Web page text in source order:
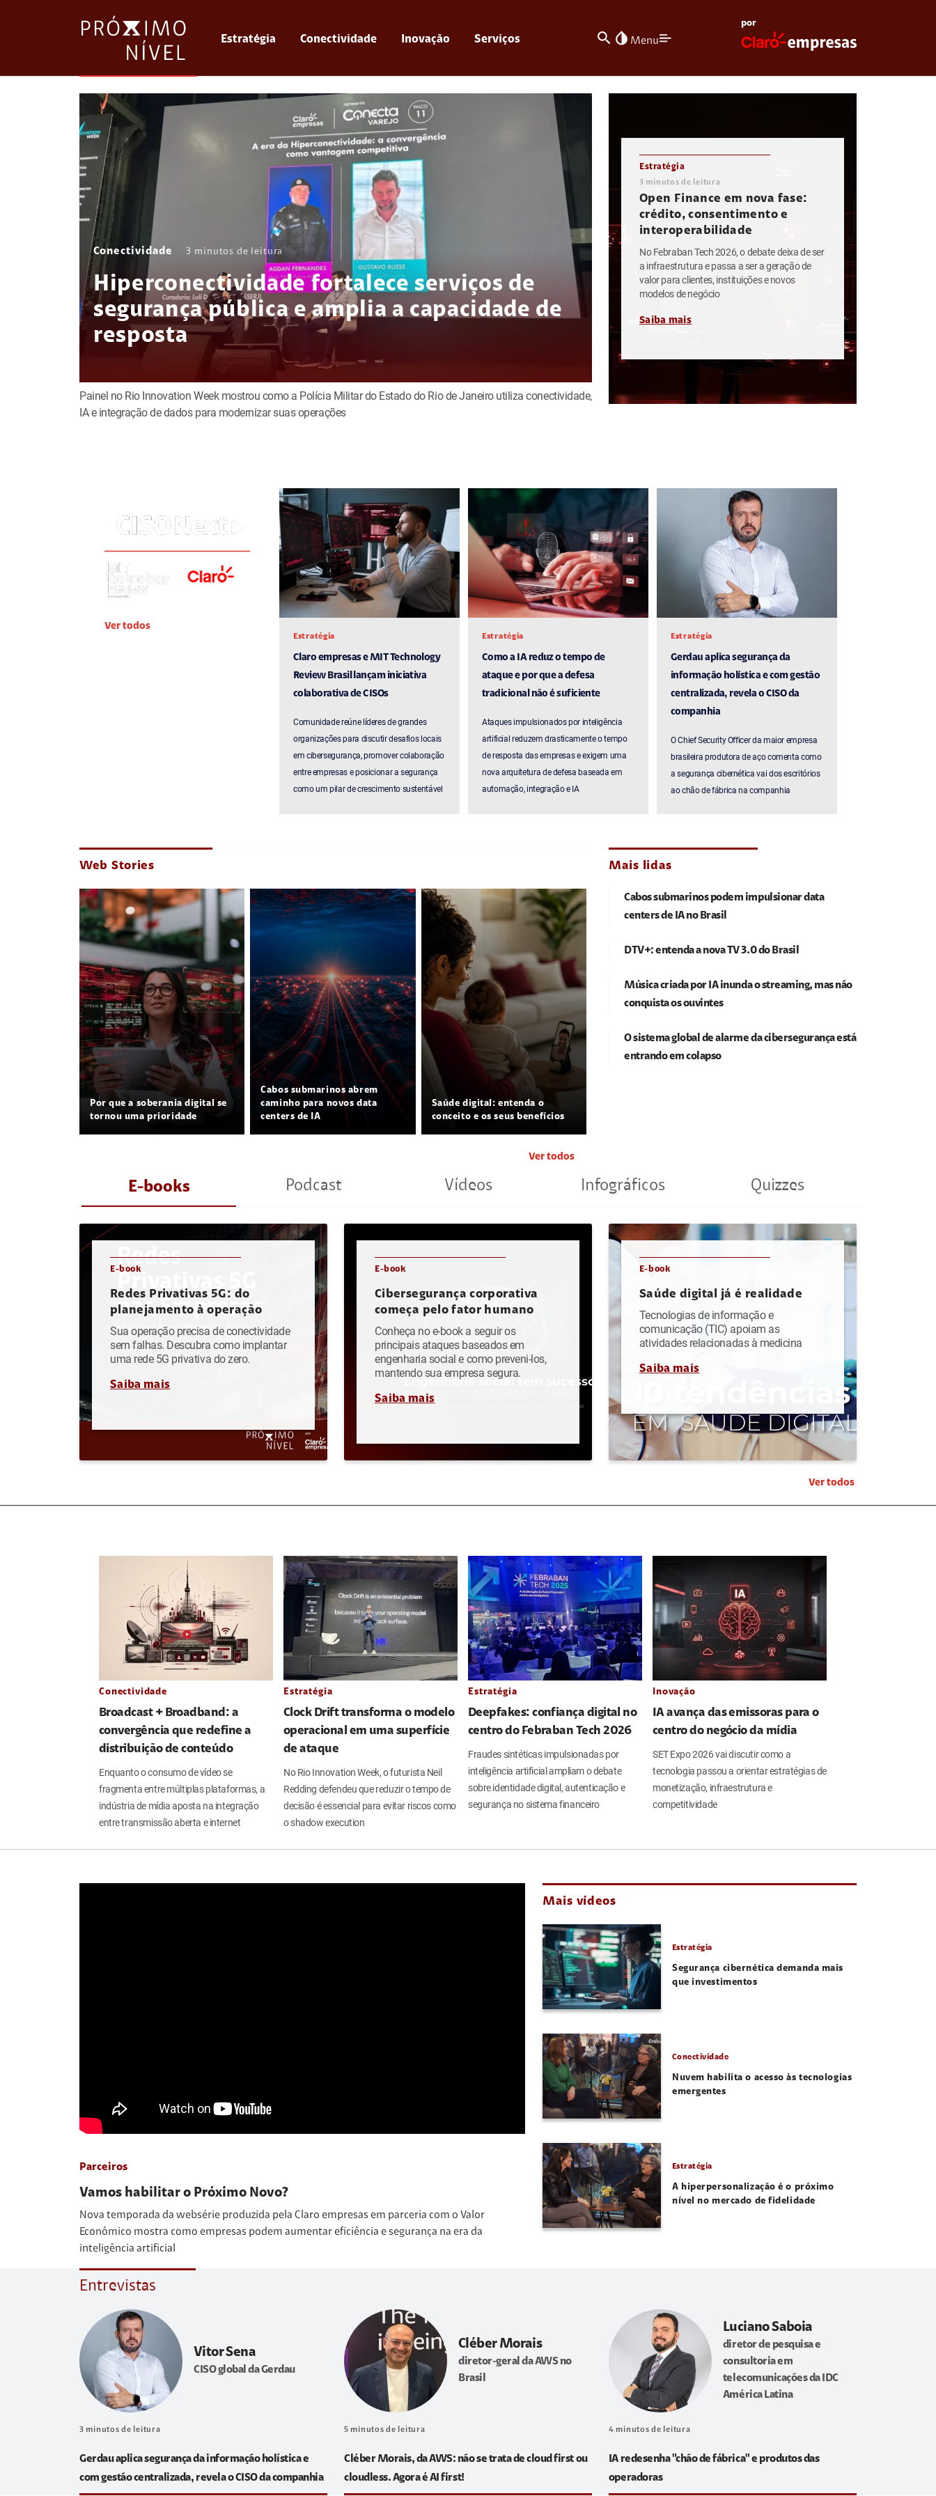
Estratégia Conectividade Inovação Serviços search invert_colors Menu
por
Conectividade 3 minutos de leitura
Hiperconectividade fortalece serviços de
segurança pública e amplia a capacidade de
resposta
Painel no Rio Innovation Week mostrou como a Polícia Militar do Estado do Rio de Janeiro utiliza conectividade,
IA e integração de dados para modernizar suas operações
Estratégia
3 minutos de leitura
Open Finance em nova fase:
crédito, consentimento e
interoperabilidade
No Febraban Tech 2026, o debate deixa de ser
a infraestrutura e passa a ser a geração de
valor para clientes, instituições e novos
modelos de negócio
Saiba mais
Ver todos
Estratégia
Claro empresas e MIT Technology
Review Brasil lançam iniciativa
colaborativa de CISOs
Comunidade reúne líderes de grandes
organizações para discutir desafios locais
em cibersegurança, promover colaboração
entre empresas e posicionar a segurança
como um pilar de crescimento sustentável
Estratégia
Como a IA reduz o tempo de
ataque e por que a defesa
tradicional não é suficiente
Ataques impulsionados por inteligência
artificial reduzem drasticamente o tempo
de resposta das empresas e exigem uma
nova arquitetura de defesa baseada em
automação, integração e IA
Estratégia
Gerdau aplica segurança da
informação holística e com gestão
centralizada, revela o CISO da
companhia
O Chief Security Officer da maior empresa
brasileira produtora de aço comenta como
a segurança cibernética vai dos escritórios
ao chão de fábrica na companhia
Web Stories
Por que a soberania digital se
tornou uma prioridade
Cabos submarinos abrem
caminho para novos data
centers de IA
Saúde digital: entenda o
conceito e os seus benefícios
Ver todos
Mais lidas
Cabos submarinos podem impulsionar data
centers de IA no Brasil
DTV+: entenda a nova TV 3.0 do Brasil
Música criada por IA inunda o streaming, mas não
conquista os ouvintes
O sistema global de alarme da cibersegurança está
entrando em colapso
E-books Podcast Vídeos Infográficos Quizzes
E-book
Redes Privativas 5G: do
planejamento à operação
Sua operação precisa de conectividade
sem falhas. Descubra como implantar
uma rede 5G privativa do zero.
Saiba mais
E-book
Cibersegurança corporativa
começa pelo fator humano
Conheça no e-book a seguir os
principais ataques baseados em
engenharia social e como preveni-los,
mantendo sua empresa segura.
Saiba mais
E-book
Saúde digital já é realidade
Tecnologias de informação e
comunicação (TIC) apoiam as
atividades relacionadas à medicina
Saiba mais
Ver todos
Conectividade
Broadcast + Broadband: a
convergência que redefine a
distribuição de conteúdo
Enquanto o consumo de vídeo se
fragmenta entre múltiplas plataformas, a
indústria de mídia aposta na integração
entre transmissão aberta e internet
Estratégia
Clock Drift transforma o modelo
operacional em uma superfície
de ataque
No Rio Innovation Week, o futurista Neil
Redding defendeu que reduzir o tempo de
decisão é essencial para evitar riscos como
o shadow execution
Estratégia
Deepfakes: confiança digital no
centro do Febraban Tech 2026
Fraudes sintéticas impulsionadas por
inteligência artificial ampliam o debate
sobre identidade digital, autenticação e
segurança no sistema financeiro
Inovação
IA avança das emissoras para o
centro do negócio da mídia
SET Expo 2026 vai discutir como a
tecnologia passou a orientar estratégias de
monetização, infraestrutura e
competitividade
Parceiros
Vamos habilitar o Próximo Novo?
Nova temporada da websérie produzida pela Claro empresas em parceria com o Valor
Econômico mostra como empresas podem aumentar eficiência e segurança na era da
inteligência artificial
Mais vídeos
Estratégia
Segurança cibernética demanda mais
que investimentos
Conectividade
Nuvem habilita o acesso às tecnologias
emergentes
Estratégia
A hiperpersonalização é o próximo
nível no mercado de fidelidade
Entrevistas
Vitor Sena
CISO global da Gerdau
3 minutos de leitura
Gerdau aplica segurança da informação holística e
com gestão centralizada, revela o CISO da companhia
Cléber Morais
diretor-geral da AWS no
Brasil
5 minutos de leitura
Cléber Morais, da AWS: não se trata de cloud first ou
cloudless. Agora é AI first!
Luciano Saboia
diretor de pesquisa e
consultoria em
telecomunicações da IDC
América Latina
4 minutos de leitura
IA redesenha "chão de fábrica" e produtos das
operadoras